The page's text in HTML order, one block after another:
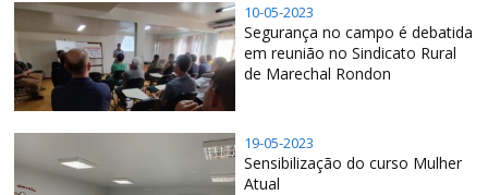
10-05-2023
Segurança no campo é debatida
em reunião no Sindicato Rural
de Marechal Rondon
19-05-2023
Sensibilização do curso Mulher
Atual